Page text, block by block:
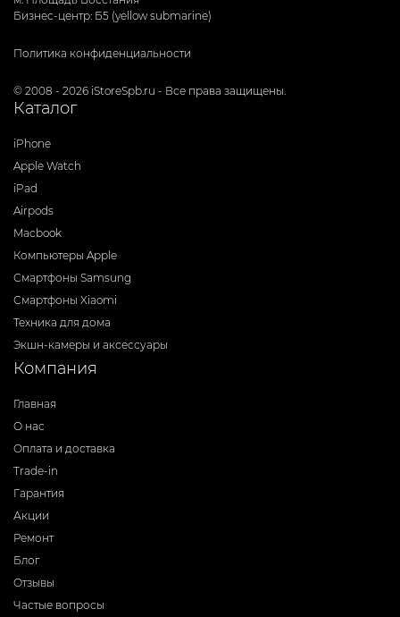
Бизнес-центр: Б5 (yellow submarine)
Политика конфиденциальности
© 2008 - 2026 iStoreSpb.ru - Все права защищены.
Каталог
iPhone
Apple Watch
iPad
Airpods
Macbook
Компьютеры Apple
Смартфоны Samsung
Смартфоны Xiaomi
Техника для дома
Экшн-камеры и аксессуары
Компания
Главная
О нас
Оплата и доставка
Trade-in
Гарантия
Акции
Ремонт
Блог
Отзывы
Частые вопросы